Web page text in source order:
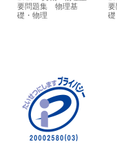
要問題集 物理基
礎・物理